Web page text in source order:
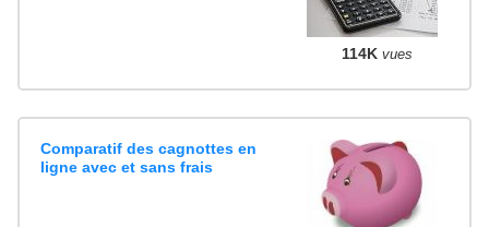
114K vues
Comparatif des cagnottes en
ligne avec et sans frais